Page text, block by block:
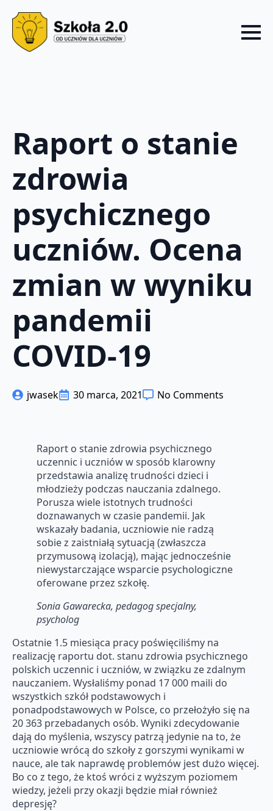
Raport o stanie
zdrowia
psychicznego
uczniów. Ocena
zmian w wyniku
pandemii
COVID-19
jwasek 30 marca, 2021 No Comments
Raport o stanie zdrowia psychicznego
uczennic i uczniów w sposób klarowny
przedstawia analizę trudności dzieci i
młodzieży podczas nauczania zdalnego.
Porusza wiele istotnych trudności
doznawanych w czasie pandemii. Jak
wskazały badania, uczniowie nie radzą
sobie z zaistniałą sytuacją (zwłaszcza
przymusową izolacją), mając jednocześnie
niewystarczające wsparcie psychologiczne
oferowane przez szkołę.
Sonia Gawarecka, pedagog specjalny,
psycholog
Ostatnie 1.5 miesiąca pracy poświęciliśmy na
realizację raportu dot. stanu zdrowia psychicznego
polskich uczennic i uczniów, w związku ze zdalnym
nauczaniem. Wysłaliśmy ponad 17 000 maili do
wszystkich szkół podstawowych i
ponadpodstawowych w Polsce, co przełożyło się na
20 363 przebadanych osób. Wyniki zdecydowanie
dają do myślenia, wszyscy patrzą jedynie na to, że
uczniowie wrócą do szkoły z gorszymi wynikami w
nauce, ale tak naprawdę problemów jest dużo więcej.
Bo co z tego, że ktoś wróci z wyższym poziomem
wiedzy, jeżeli przy okazji będzie miał również
depresję?